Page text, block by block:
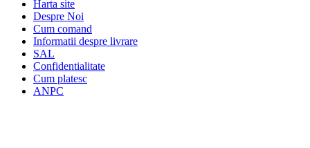
Harta site
Despre Noi
Cum comand
Informatii despre livrare
SAL
Confidentialitate
Cum platesc
ANPC